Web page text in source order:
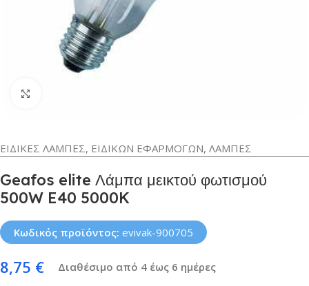
ΕΙΔΙΚΕΣ ΛΑΜΠΕΣ, ΕΙΔΙΚΩΝ ΕΦΑΡΜΟΓΩΝ, ΛΑΜΠΕΣ
Geafos elite Λάμπα μεικτού φωτισμού
500W E40 5000K
Κωδικός προϊόντος: evivak-900705
8,75 € Διαθέσιμο από 4 έως 6 ημέρες